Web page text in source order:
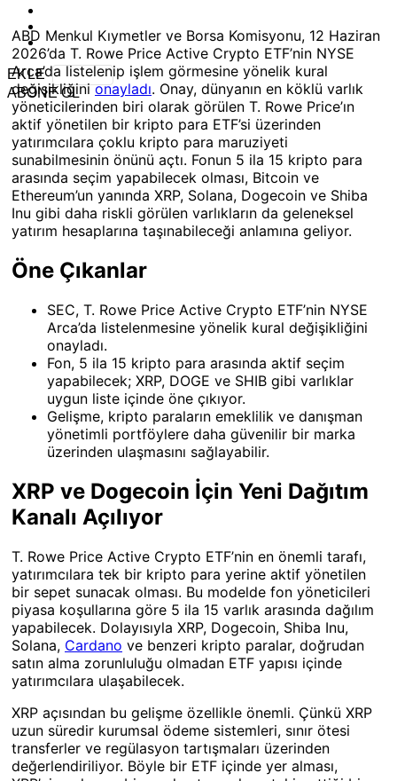
EKLE
ABONE OL
ABD Menkul Kıymetler ve Borsa Komisyonu, 12 Haziran
2026’da T. Rowe Price Active Crypto ETF’nin NYSE
Arca’da listelenip işlem görmesine yönelik kural
değişikliğinionayladı. Onay, dünyanın en köklü varlık
yöneticilerinden biri olarak görülen T. Rowe Price’ın
aktif yönetilen bir kripto para ETF’si üzerinden
yatırımcılara çoklu kripto para maruziyeti
sunabilmesinin önünü açtı. Fonun 5 ila 15 kripto para
arasında seçim yapabilecek olması, Bitcoin ve
Ethereum’un yanında XRP, Solana, Dogecoin ve Shiba
Inu gibi daha riskli görülen varlıkların da geleneksel
yatırım hesaplarına taşınabileceği anlamına geliyor.
Öne Çıkanlar
SEC, T. Rowe Price Active Crypto ETF’nin NYSE
Arca’da listelenmesine yönelik kural değişikliğini
onayladı.
Fon, 5 ila 15 kripto para arasında aktif seçim
yapabilecek; XRP, DOGE ve SHIB gibi varlıklar
uygun liste içinde öne çıkıyor.
Gelişme, kripto paraların emeklilik ve danışman
yönetimli portföylere daha güvenilir bir marka
üzerinden ulaşmasını sağlayabilir.
XRP ve Dogecoin İçin Yeni Dağıtım
Kanalı Açılıyor
T. Rowe Price Active Crypto ETF’nin en önemli tarafı,
yatırımcılara tek bir kripto para yerine aktif yönetilen
bir sepet sunacak olması. Bu modelde fon yöneticileri
piyasa koşullarına göre 5 ila 15 varlık arasında dağılım
yapabilecek. Dolayısıyla XRP, Dogecoin, Shiba Inu,
Solana, Cardano ve benzeri kripto paralar, doğrudan
satın alma zorunluluğu olmadan ETF yapısı içinde
yatırımcılara ulaşabilecek.
XRP açısından bu gelişme özellikle önemli. Çünkü XRP
uzun süredir kurumsal ödeme sistemleri, sınır ötesi
transferler ve regülasyon tartışmaları üzerinden
değerlendiriliyor. Böyle bir ETF içinde yer alması,